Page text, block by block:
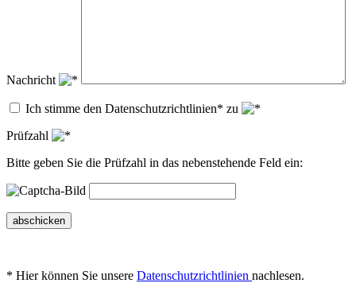
Nachricht
Ich stimme den Datenschutzrichtlinien* zu
Prüfzahl
Bitte geben Sie die Prüfzahl in das nebenstehende Feld ein:
abschicken
* Hier können Sie unsere Datenschutzrichtlinien nachlesen.